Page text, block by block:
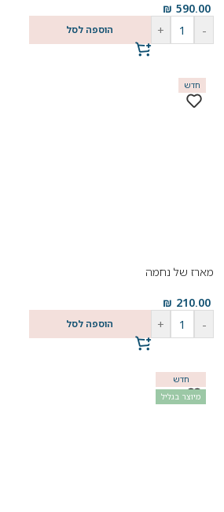
590.00
₪
-
+ הוספה לסל
חדש
מארז של נחמה
210.00
₪
-
+ הוספה לסל
חדש
מיוצר בגליל